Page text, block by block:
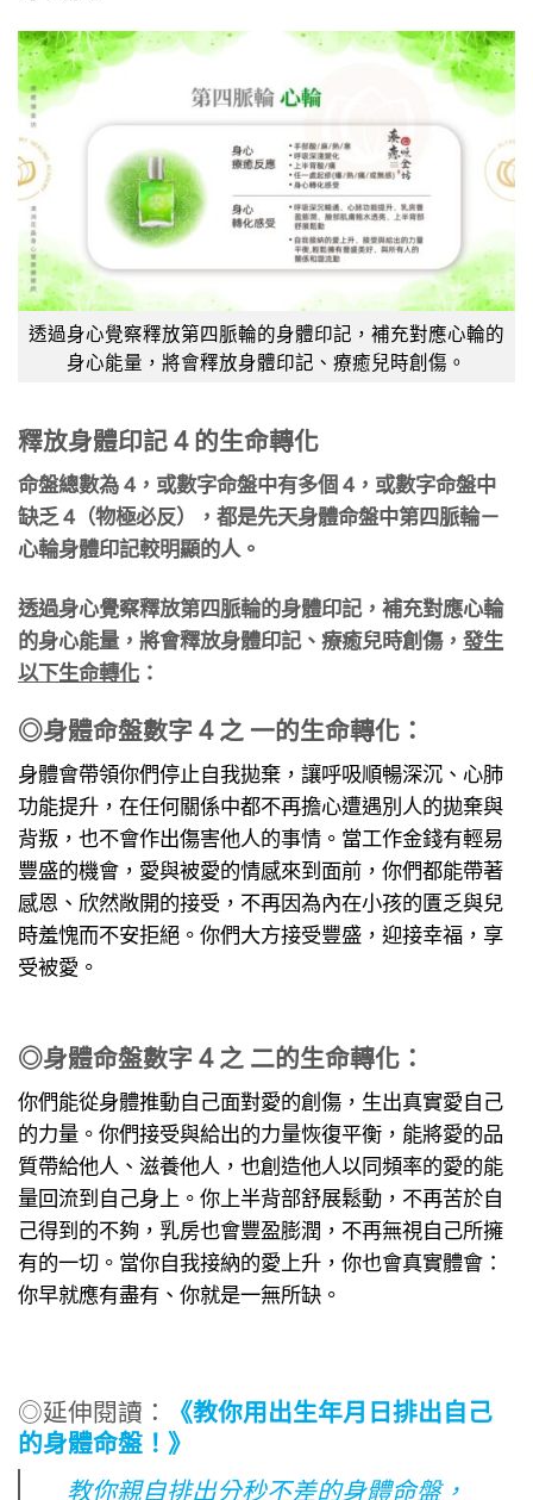
透過身心覺察釋放第四脈輪的身體印記，補充對應心輪的
身心能量，將會釋放身體印記、療癒兒時創傷。
釋放身體印記 4 的生命轉化
命盤總數為 4，或數字命盤中有多個 4，或數字命盤中
缺乏 4（物極必反），都是先天身體命盤中第四脈輪－
心輪身體印記較明顯的人。
透過身心覺察釋放第四脈輪的身體印記，補充對應心輪
的身心能量，將會釋放身體印記、療癒兒時創傷， 發生
以下生命轉化 ：
◎身體命盤數字 4 之 一的生命轉化：
身體會帶領你們停止自我拋棄，讓呼吸順暢深沉、心肺
功能提升，在任何關係中都不再擔心遭遇別人的拋棄與
背叛，也不會作出傷害他人的事情。當工作金錢有輕易
豐盛的機會，愛與被愛的情感來到面前，你們都能帶著
感恩、欣然敞開的接受，不再因為內在小孩的匱乏與兒
時羞愧而不安拒絕。你們大方接受豐盛，迎接幸福，享
受被愛。
◎身體命盤數字 4 之 二的生命轉化：
你們能從身體推動自己面對愛的創傷，生出真實愛自己
的力量。你們接受與給出的力量恢復平衡，能將愛的品
質帶給他人、滋養他人，也創造他人以同頻率的愛的能
量回流到自己身上。你上半背部舒展鬆動，不再苦於自
己得到的不夠，乳房也會豐盈膨潤，不再無視自己所擁
有的一切。當你自我接納的愛上升，你也會真實體會：
你早就應有盡有、你就是一無所缺。
◎延伸閱讀：
《教你用出生年月日排出自己
的身體命盤！》
教你親自排出分秒不差的身體命盤，